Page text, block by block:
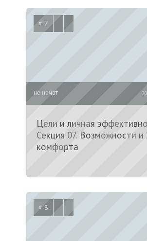
# 7
не начат
Цели и личная
Секция 07. Возможности и
комфорта
# 8